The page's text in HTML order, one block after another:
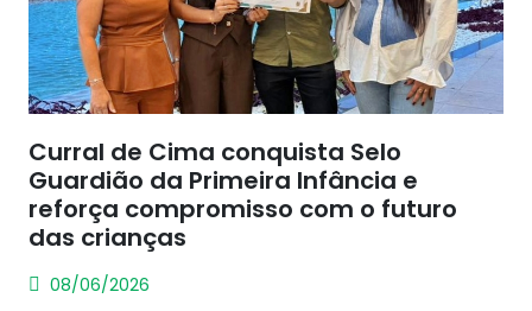
Curral de Cima conquista Selo
Guardião da Primeira Infância e
reforça compromisso com o futuro
das crianças
08/06/2026